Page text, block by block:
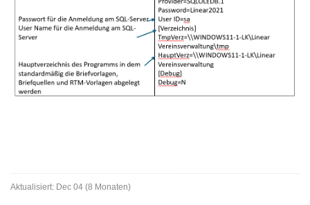
Aktualisiert: Dec 04 (8 Monaten)